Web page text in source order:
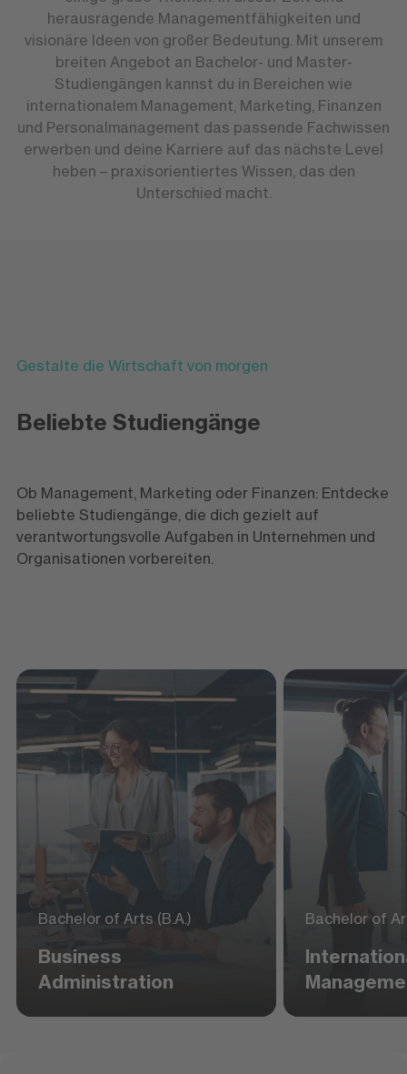
herausragende Managementfähigkeiten und
visionäre Ideen von großer Bedeutung. Mit unserem
breiten Angebot an Bachelor- und Master-
Studiengängen kannst du in Bereichen wie
internationalem Management, Marketing, Finanzen
und Personalmanagement das passende Fachwissen
erwerben und deine Karriere auf das nächste Level
heben – praxisorientiertes Wissen, das den
Unterschied macht.
Gestalte die Wirtschaft von morgen
Beliebte Studiengänge
Ob Management, Marketing oder Finanzen: Entdecke
beliebte Studiengänge, die dich gezielt auf
verantwortungsvolle Aufgaben in Unternehmen und
Organisationen vorbereiten.
Bachelor of Arts (B.A.)
Business
Administration
Bachelor of